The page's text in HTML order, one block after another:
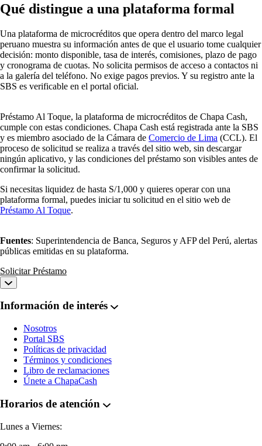
Qué distingue a una plataforma formal
Una plataforma de microcréditos que opera dentro del marco legal
peruano muestra su información antes de que el usuario tome cualquier
decisión: monto disponible, tasa de interés, comisiones, plazo de pago
y cronograma de cuotas. No solicita permisos de acceso a contactos ni
a la galería del teléfono. No exige pagos previos. Y su registro ante la
SBS es verificable en el portal oficial.
Préstamo Al Toque, la plataforma de microcréditos de Chapa Cash,
cumple con estas condiciones. Chapa Cash está registrada ante la SBS
y es miembro asociado de la Cámara de Comercio de Lima (CCL). El
proceso de solicitud se realiza a través del sitio web, sin descargar
ningún aplicativo, y las condiciones del préstamo son visibles antes de
confirmar la solicitud.
Si necesitas liquidez de hasta S/1,000 y quieres operar con una
plataforma formal, puedes iniciar tu solicitud en el sitio web de
Préstamo Al Toque.
Fuentes: Superintendencia de Banca, Seguros y AFP del Perú, alertas
públicas emitidas en su plataforma.
Solicitar Préstamo
Información de interés
Nosotros
Portal SBS
Políticas de privacidad
Términos y condiciones
Libro de reclamaciones
Únete a ChapaCash
Horarios de atención
Lunes a Viernes: